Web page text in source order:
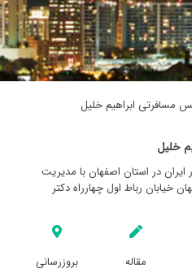
مسافرتی ابراهيم خليل
خليل
در استان اصفهان با مدیریت
خیابان رباط اول چهارراه دکتر
مقاله
بروزرسانی